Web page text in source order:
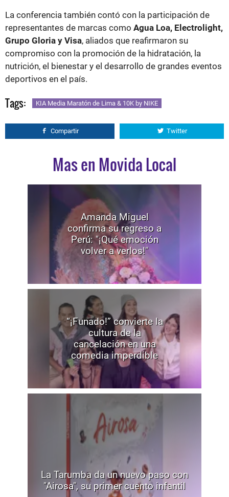
La conferencia también contó con la participación de
representantes de marcas como Agua Loa, Electrolight,
Grupo Gloria y Visa, aliados que reafirmaron su
compromiso con la promoción de la hidratación, la
nutrición, el bienestar y el desarrollo de grandes eventos
deportivos en el país.
Tags: KIA Media Maratón de Lima & 10K by NIKE
Compartir Twitter
Mas en Movida Local
Amanda Miguel
confirma su regreso a
Perú: "¡Qué emoción
volver a verlos!"
“¡Funado!” convierte la
cultura de la
cancelación en una
comedia imperdible
La Tarumba da un nuevo paso con
"Airosa", su primer cuento infantil